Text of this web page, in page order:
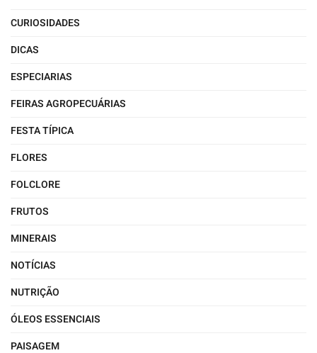
CURIOSIDADES
DICAS
ESPECIARIAS
FEIRAS AGROPECUÁRIAS
FESTA TÍPICA
FLORES
FOLCLORE
FRUTOS
MINERAIS
NOTÍCIAS
NUTRIÇÃO
ÓLEOS ESSENCIAIS
PAISAGEM